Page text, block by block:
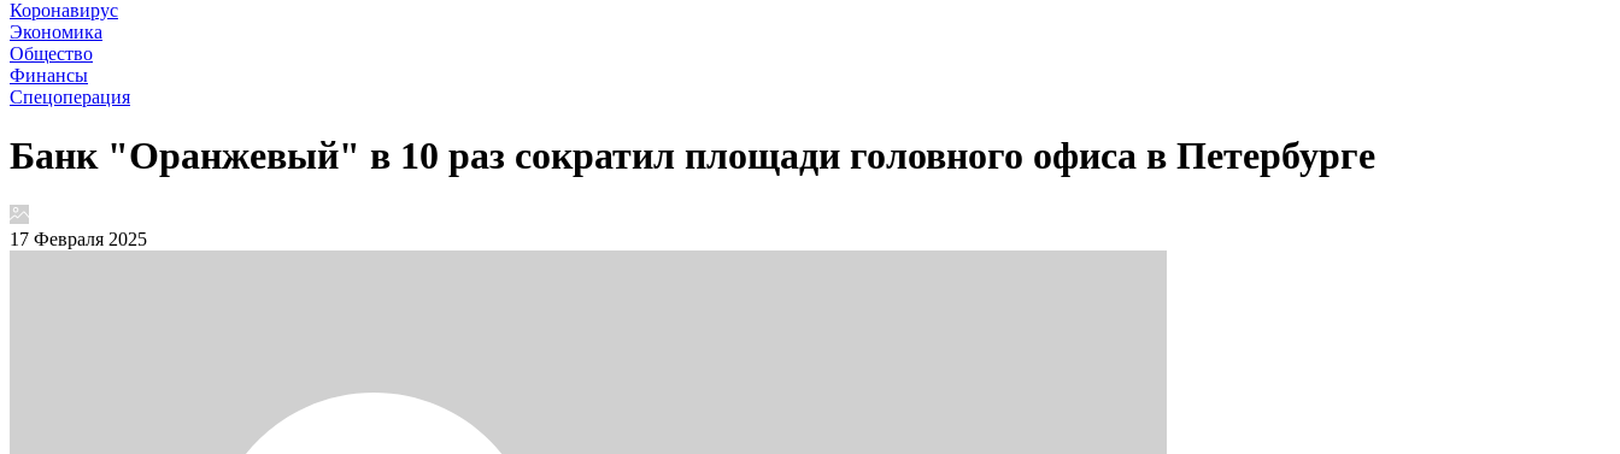
Коронавирус
Экономика
Общество
Финансы
Спецоперация
Банк "Оранжевый" в 10 раз сократил площади головного офиса в Петербурге
17 Февраля 2025